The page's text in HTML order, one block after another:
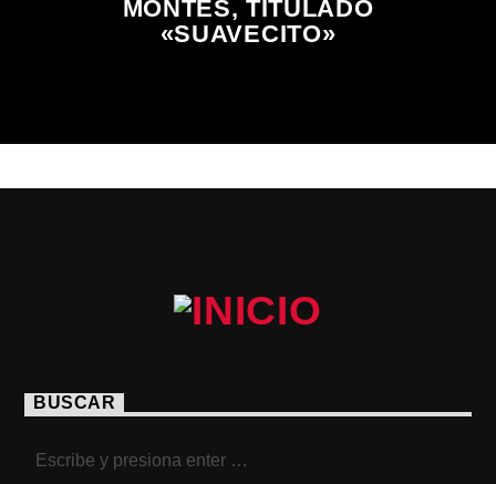
MONTES, TITULADO
«SUAVECITO»
BUSCAR